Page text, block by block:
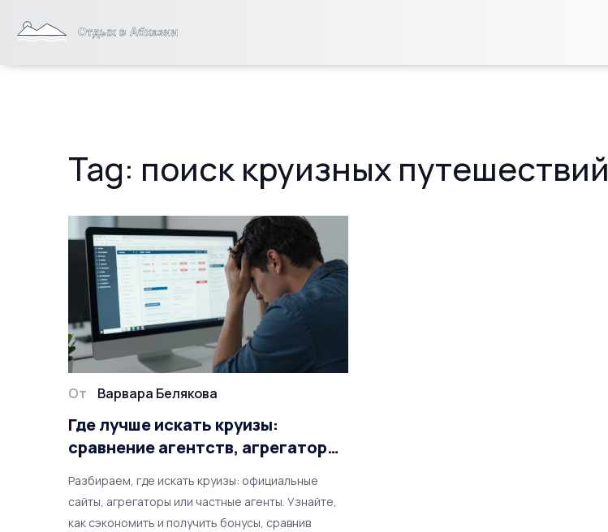
Tag: поиск круизных путешествий
От Варвара Белякова
Где лучше искать круизы:
сравнение агентств, агрегаторов
Разбираем, где искать круизы: официальные
сайты, агрегаторы или частные агенты. Узнайте,
как сэкономить и получить бонусы, сравнив